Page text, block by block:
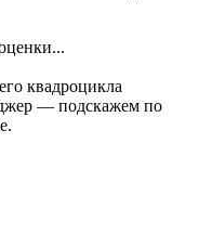
квадроцикла
— подскажем по